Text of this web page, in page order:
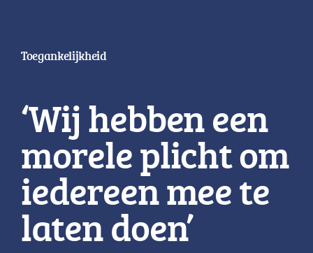
Toegankelijkheid
‘Wij hebben een
morele plicht om
iedereen mee te
laten doen’